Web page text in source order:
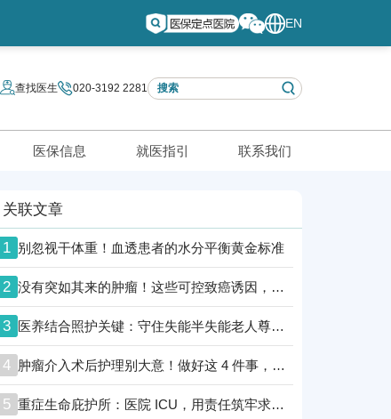
EN
查找医生 020-3192 2281
医保信息 就医指引 联系我们
关联文章
1 别忽视干体重！血透患者的水分平衡黄金标准
2 没有突如其来的肿瘤！这些可控致癌诱因，越早知道越安全
3 医养结合照护关键：守住失能半失能老人尊严防线
4 肿瘤介入术后护理别大意！做好这 4 件事，助肿瘤患者顺利康复
5 重症生命庇护所：医院 ICU，用责任筑牢求生防线！